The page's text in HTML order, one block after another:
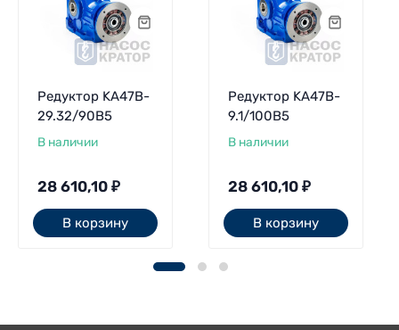
Редуктор KA47B-
29.32/90В5
В наличии
28 610,10 ₽
В корзину
Редуктор KA47B-
9.1/100В5
В наличии
28 610,10 ₽
В корзину